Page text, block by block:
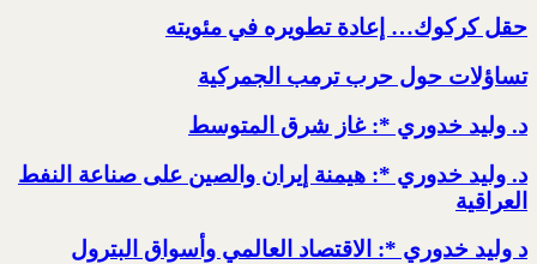
حقل كركوك… إعادة تطويره في مئويته
تساؤلات حول حرب ترمب الجمركية
د. وليد خدوري *: غاز شرق المتوسط
د. وليد خدوري *: هيمنة إيران والصين على صناعة النفط
العراقية
د وليد خدوري *: الاقتصاد العالمي وأسواق البترول